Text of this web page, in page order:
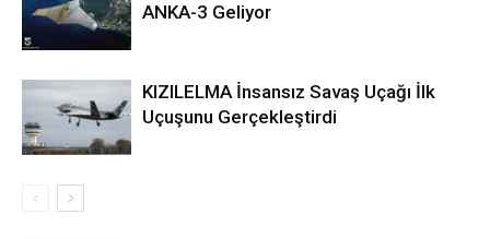
ANKA-3 Geliyor
KIZILELMA İnsansız Savaş Uçağı İlk
Uçuşunu Gerçekleştirdi